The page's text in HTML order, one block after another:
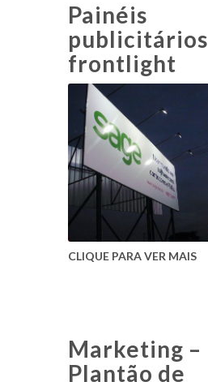
Painéis
publicitários
frontlight
CLIQUE PARA VER MAIS
Marketing –
Plantão de